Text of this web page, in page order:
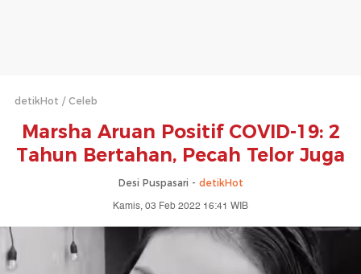
detikHot Celeb
Marsha Aruan Positif COVID-19: 2
Tahun Bertahan, Pecah Telor Juga
Desi Puspasari - detikHot
Kamis, 03 Feb 2022 16:41 WIB